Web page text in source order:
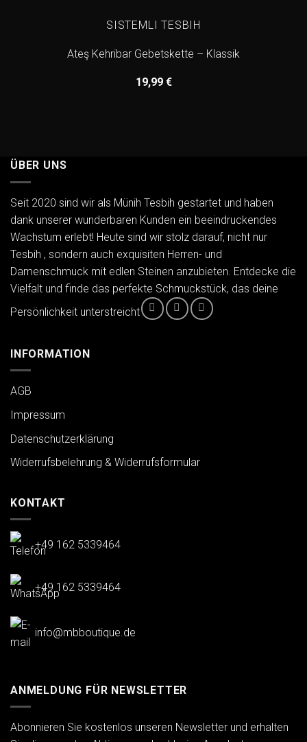
SISTEMLI TESBIH
Ateş Kehribar Gebetskette – Klassik
19,99 €
ÜBER UNS
Seit 2020 sind wir als Münih Tesbih gestartet und haben
dank unserer wunderbaren Kunden ein beeindruckendes
Wachstum erlebt! Heute sind wir stolz darauf, nicht nur
Tesbih , sondern auch exquisiten Herren- und
Damenschmuck mit edlen Steinen anzubieten. Entdecke die
Vielfalt und finde das perfekte Schmuckstück, das deine
Persönlichkeit unterstreicht
INFORMATION
AGB
Impressum
Datenschutzerklärung
Widerrufsbelehrung & Widerrufsformular
KONTAKT
+49 162 5339464
+49 162 5339464
info@mbboutique.de
ANMELDUNG FÜR NEWSLETTER
Abonnieren Sie kostenlos unseren Newsletter und erhalten